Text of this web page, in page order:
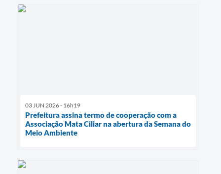
03 JUN 2026 - 16h19
Prefeitura assina termo de cooperação com a
Associação Mata Ciliar na abertura da Semana do
Meio Ambiente